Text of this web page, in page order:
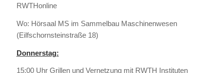
RWTHonline
Wo: Hörsaal MS im Sammelbau Maschinenwesen
(Eilfschornsteinstraße 18)
Donnerstag:
15:00 Uhr Grillen und Vernetzung mit RWTH Instituten